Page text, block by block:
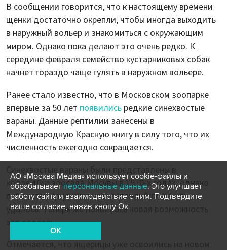
В сообщении говорится, что к настоящему времени
щенки достаточно окрепли, чтобы иногда выходить
в наружный вольер и знакомиться с окружающим
миром. Однако пока делают это очень редко. К
середине февраля семейство кустарниковых собак
начнет гораздо чаще гулять в наружном вольере.
Ранее стало известно, что в Московском зоопарке
впервые за 50 лет появились редкие синехвостые
вараны. Данные рептилии занесены в
Международную Красную книгу в силу того, что их
численность ежегодно сокращается.
Синехвостые вараны были представлены в
коллекции зоосада Москвы в 1970-х годах, однако
потомство от уникальных рептилий получить не
удалось. Теперь же появилась новая возможность
это сделать.
АО «Москва Медиа» использует cookie-файлы и
обрабатывает персональные данные. Это улучшает
работу сайта и взаимодействие с ним. Подтвердите
ваше согласие, нажав кнопу Ок
OK